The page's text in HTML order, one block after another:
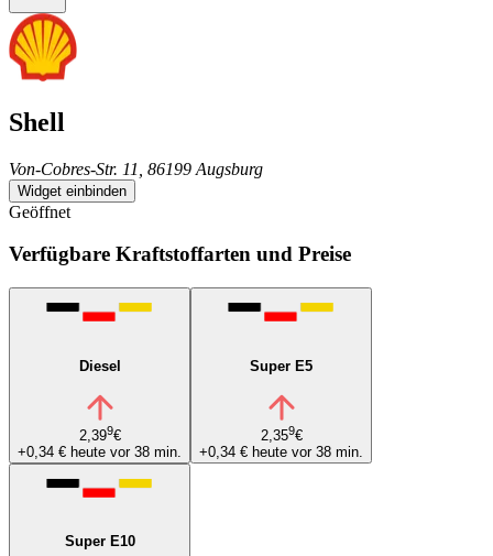
Shell
Von-Cobres-Str. 11, 86199 Augsburg
Widget einbinden
Geöffnet
Verfügbare Kraftstoffarten und Preise
Diesel
2,399€
+0,34 € heute vor 38 min.
Super E5
2,359€
+0,34 € heute vor 38 min.
Super E10